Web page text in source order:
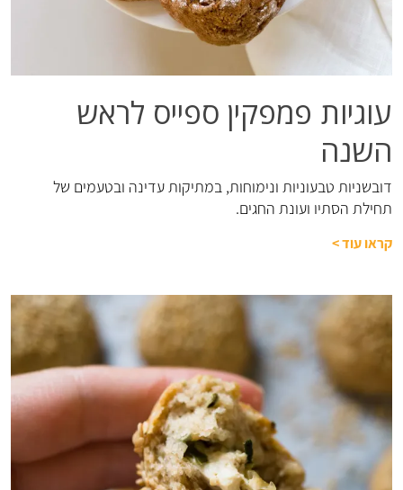
עוגיות פמפקין ספייס לראש
השנה
דובשניות טבעוניות ונימוחות, במתיקות עדינה ובטעמים של
תחילת הסתיו ועונת החגים.
קראו עוד>